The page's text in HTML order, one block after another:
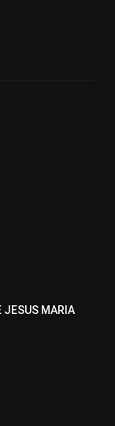
JESUS MARIA